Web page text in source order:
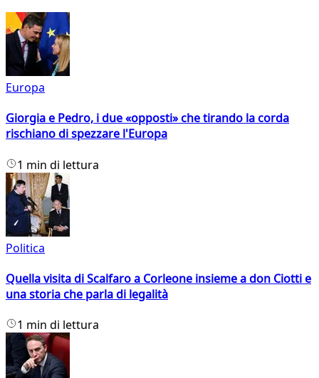
Europa
Giorgia e Pedro, i due «opposti» che tirando la corda
rischiano di spezzare l'Europa
1 min di lettura
Politica
Quella visita di Scalfaro a Corleone insieme a don Ciotti e
una storia che parla di legalità
1 min di lettura